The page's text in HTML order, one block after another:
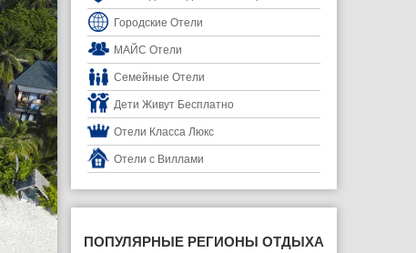
Городские Отели
МАЙС Отели
Семейные Отели
Дети Живут Бесплатно
Отели Класса Люкс
Отели с Виллами
ПОПУЛЯРНЫЕ РЕГИОНЫ ОТДЫХА